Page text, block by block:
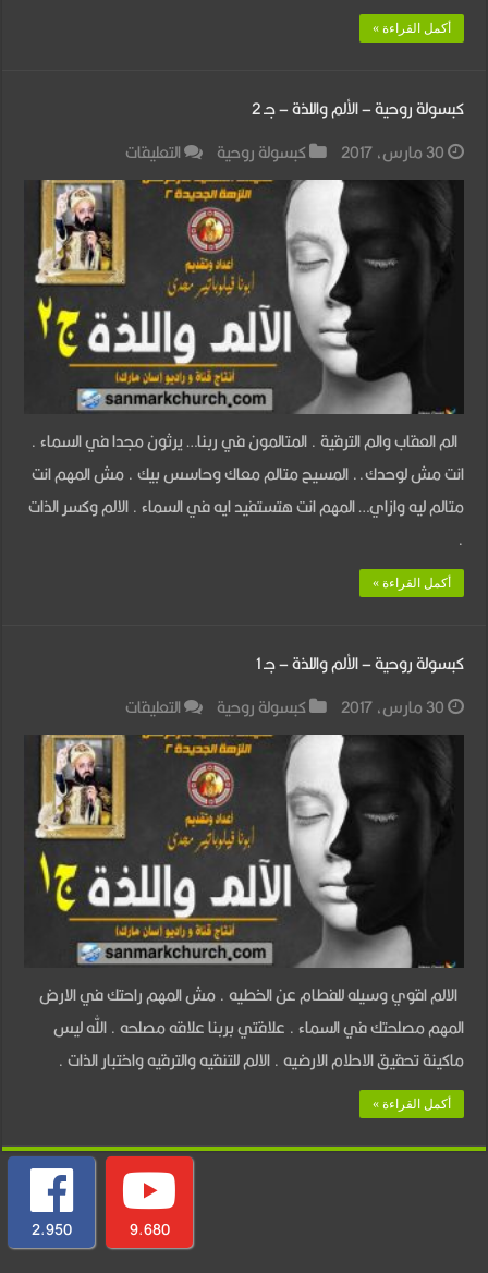
أكمل القراءة »
كبسولة روحية – الألم واللذة – جـ 2
30 مارس، 2017
كبسولة روحية التعليقات
كبسولة
روحية
الألم
واللذة
–
جـ
2
مغلقة
الم العقاب والم الترقية . المتالمون في ربنا… يرثون مجدا في السماء .
انت مش لوحدك.. المسيح متالم معاك وحاسس بيك . مش المهم انت
متالم ليه وازاي… المهم انت هتستفيد ايه في السماء . الالم وكسر الذات
.
أكمل القراءة »
كبسولة روحية – الألم واللذة – جـ 1
30 مارس، 2017
كبسولة روحية التعليقات
كبسولة
روحية
الألم
واللذة
–
جـ
1
مغلقة
الالم اقوي وسيله للفطام عن الخطيه . مش المهم راحتك في الارض
المهم مصلحتك في السماء . علاقتي بربنا علاقه مصلحه . الله ليس
ماكينة تحقيق الاحلام الارضيه . الالم للتنقيه والترقيه واختبار الذات .
أكمل القراءة »
2,950 9,680